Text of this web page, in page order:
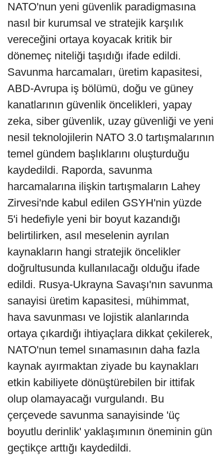
NATO'nun yeni güvenlik paradigmasına
nasıl bir kurumsal ve stratejik karşılık
vereceğini ortaya koyacak kritik bir
dönemeç niteliği taşıdığı ifade edildi.
Savunma harcamaları, üretim kapasitesi,
ABD-Avrupa iş bölümü, doğu ve güney
kanatlarının güvenlik öncelikleri, yapay
zeka, siber güvenlik, uzay güvenliği ve yeni
nesil teknolojilerin NATO 3.0 tartışmalarının
temel gündem başlıklarını oluşturduğu
kaydedildi. Raporda, savunma
harcamalarına ilişkin tartışmaların Lahey
Zirvesi'nde kabul edilen GSYH'nin yüzde
5'i hedefiyle yeni bir boyut kazandığı
belirtilirken, asıl meselenin ayrılan
kaynakların hangi stratejik öncelikler
doğrultusunda kullanılacağı olduğu ifade
edildi. Rusya-Ukrayna Savaşı'nın savunma
sanayisi üretim kapasitesi, mühimmat,
hava savunması ve lojistik alanlarında
ortaya çıkardığı ihtiyaçlara dikkat çekilerek,
NATO'nun temel sınamasının daha fazla
kaynak ayırmaktan ziyade bu kaynakları
etkin kabiliyete dönüştürebilen bir ittifak
olup olamayacağı vurgulandı. Bu
çerçevede savunma sanayisinde 'üç
boyutlu derinlik' yaklaşımının öneminin gün
geçtikçe arttığı kaydedildi.